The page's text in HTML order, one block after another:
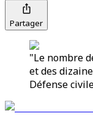
Partager
"Le nombre
et des
Défense